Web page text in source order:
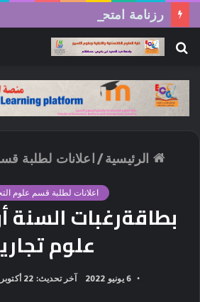
بحث
الرئيسية/ اعلانات لطلبة
اعلانات لطلبة قسم علوم
بطاقةرغبات السنة
علوم
6 يونيو 2022 آخر تحديث: 22 أكتوبر 2025